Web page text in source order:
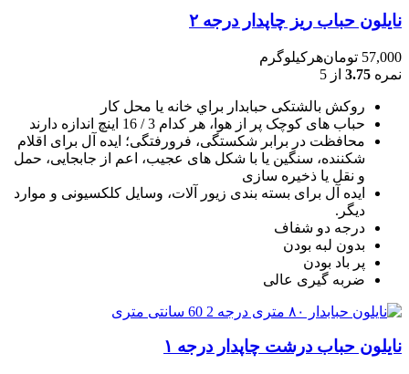
نایلون حباب ریز چاپدار درجه ۲
57,000 تومانهرکیلوگرم
نمره 3.75 از 5
روکش بالشتکی حبابدار براي خانه يا محل کار
حباب های کوچک پر از هوا، هر کدام 3 / 16 اينچ اندازه دارند
محافظت در برابر شکستگی، فرورفتگی؛ ايده آل برای اقلام
شکننده، سنگين يا با شکل های عجيب، اعم از جابجايی، حمل
و نقل يا ذخيره سازی
ایده آل برای بسته بندی زیور آلات، وسایل کلکسیونی و موارد
دیگر.
درجه دو شفاف
بدون لبه بودن
پر باد بودن
ضربه گیری عالی
نایلون حباب درشت چاپدار درجه ۱